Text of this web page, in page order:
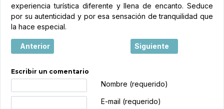
experiencia turística diferente y llena de encanto. Seduce
por su autenticidad y por esa sensación de tranquilidad que
la hace especial.
Artículo anterior: Deauville, una ciudad donde el mar y la
Anterior Artículo siguiente:
Siguiente
Escribir un comentario
Nombre (requerido)
E-mail (requerido)